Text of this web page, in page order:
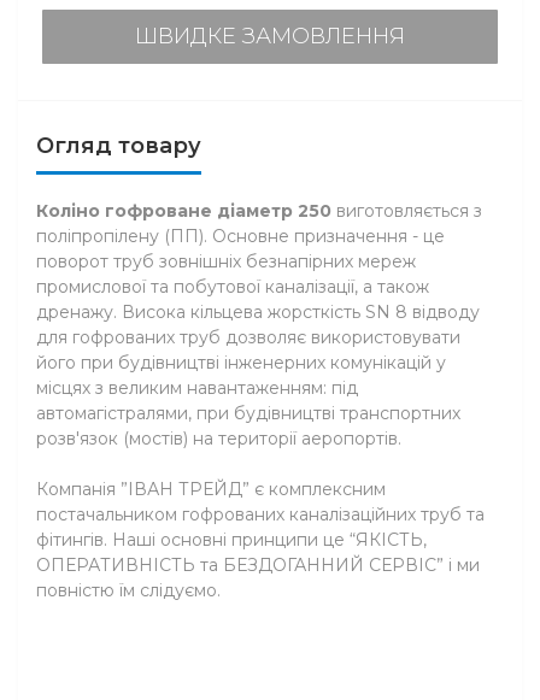
ШВИДКЕ ЗАМОВЛЕННЯ
Огляд товару
Коліно гофроване діаметр 250 виготовляється з
поліпропілену (ПП). Основне призначення - це
поворот труб зовнішніх безнапірних мереж
промислової та побутової каналізації, а також
дренажу. Висока кільцева жорсткість SN 8 відводу
для гофрованих труб дозволяє використовувати
його при будівництві інженерних комунікацій у
місцях з великим навантаженням: під
автомагістралями, при будівництві транспортних
розв'язок (мостів) на території аеропортів.
Компанія ”ІВАН ТРЕЙД” є комплексним
постачальником гофрованих каналізаційних труб та
фітингів. Наші основні принципи це “ЯКІСТЬ,
ОПЕРАТИВНІСТЬ та БЕЗДОГАННИЙ СЕРВІС” і ми
повністю їм слідуємо.